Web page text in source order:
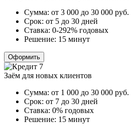
Сумма: от 3 000 до 30 000 руб.
Срок: от 5 до 30 дней
Ставка: 0-292% годовых
Решение: 15 минут
Оформить
Заём для новых клиентов
Сумма: от 1 000 до 30 000 руб.
Срок: от 7 до 30 дней
Ставка: 0% годовых
Решение: 15 минут